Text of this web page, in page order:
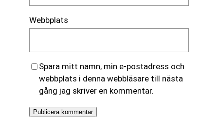
Webbplats
Spara mitt namn, min e-postadress och
webbplats i denna webbläsare till nästa
gång jag skriver en kommentar.